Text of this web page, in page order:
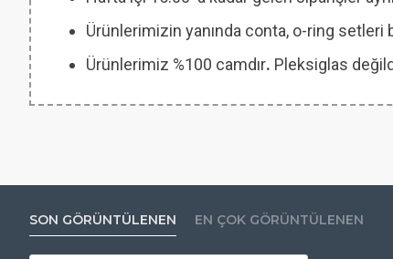
Ürünlerimizin yanında conta, o-ring
Ürünlerimiz %100 camdır. Pleksiglas
SON GÖRÜNTÜLENEN EN ÇOK GÖRÜNTÜLENEN